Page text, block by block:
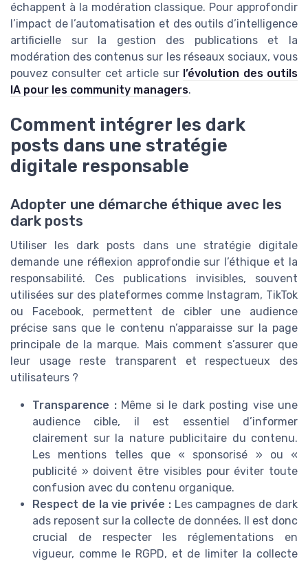
échappent à la modération classique. Pour approfondir
l’impact de l’automatisation et des outils d’intelligence
artificielle sur la gestion des publications et la
modération des contenus sur les réseaux sociaux, vous
pouvez consulter cet article sur l’évolution des outils
IA pour les community managers.
Comment intégrer les dark
posts dans une stratégie
digitale responsable
Adopter une démarche éthique avec les
dark posts
Utiliser les dark posts dans une stratégie digitale
demande une réflexion approfondie sur l’éthique et la
responsabilité. Ces publications invisibles, souvent
utilisées sur des plateformes comme Instagram, TikTok
ou Facebook, permettent de cibler une audience
précise sans que le contenu n’apparaisse sur la page
principale de la marque. Mais comment s’assurer que
leur usage reste transparent et respectueux des
utilisateurs ?
Transparence :Même si le dark posting vise une
audience cible, il est essentiel d’informer
clairement sur la nature publicitaire du contenu.
Les mentions telles que « sponsorisé » ou «
publicité » doivent être visibles pour éviter toute
confusion avec du contenu organique.
Respect de la vie privée :Les campagnes de dark
ads reposent sur la collecte de données. Il est donc
crucial de respecter les réglementations en
vigueur, comme le RGPD, et de limiter la collecte